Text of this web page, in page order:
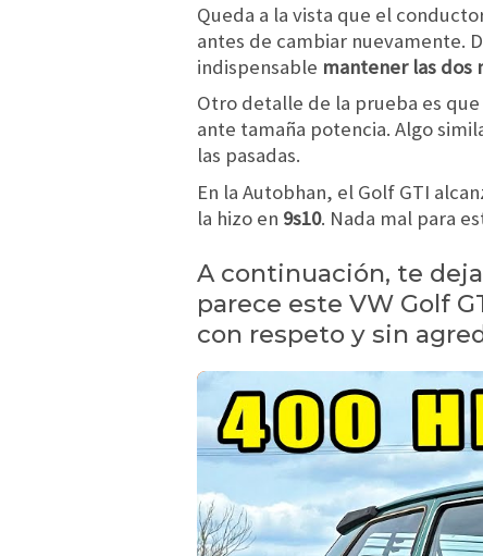
Queda a la vista que el
antes de cambiar nuevamente.
indispensable mantener las dos
Otro detalle de la prueba es
ante tamaña potencia. Algo
las pasadas.
En la Autobhan, el Golf GTI
la hizo en 9s10. Nada mal para
A continuación, te
parece este VW Golf
con respeto y sin